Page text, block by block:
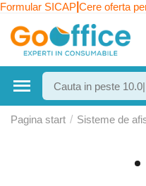
Formular SICAP Cere oferta
Pagina start / Sisteme de